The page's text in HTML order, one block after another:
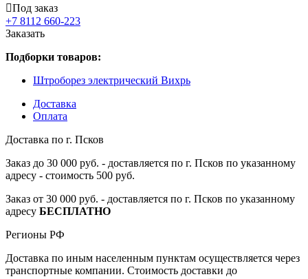
Под заказ
+7 8112 660-223
Заказать
Подборки товаров:
Штроборез электрический Вихрь
Доставка
Оплата
Доставка по г. Псков
Заказ до 30 000 руб. - доставляется по г. Псков по указанному
адресу - стоимость 500 руб.
Заказ от 30 000 руб. - доставляется по г. Псков по указанному
адресу БЕСПЛАТНО
Регионы РФ
Доставка по иным населенным пунктам осуществляется через
транспортные компании. Стоимость доставки до